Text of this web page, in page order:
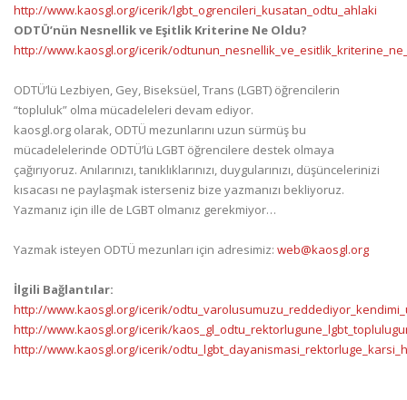
http://www.kaosgl.org/icerik/lgbt_ogrencileri_kusatan_odtu_ahlaki
ODTÜ’nün Nesnellik ve Eşitlik Kriterine Ne Oldu?
http://www.kaosgl.org/icerik/
ODTÜ’lü Lezbiyen, Gey, Biseksüel, Trans (LGBT) öğrencilerin
“topluluk” olma mücadeleleri devam ediyor.
kaosgl.org olarak, ODTÜ mezunlarını uzun sürmüş bu
mücadelelerinde ODTÜ’lü LGBT öğrencilere destek olmaya
çağırıyoruz. Anılarınızı, tanıklıklarınızı, duygularınızı, düşüncelerinizi
kısacası ne paylaşmak isterseniz bize yazmanızı bekliyoruz.
Yazmanız için ille de LGBT olmanız gerekmiyor…
Yazmak isteyen ODTÜ mezunları için adresimiz: web@kaosgl.org
İlgili Bağlantılar:
http://www.kaosgl.org/icerik/
http://www.kaosgl.org/icerik/
http://www.kaosgl.org/icerik/